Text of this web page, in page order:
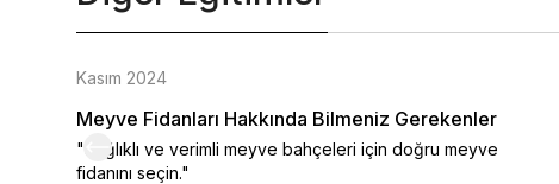
Kasım 2024
Meyve Fidanları Hakkında Bilmeniz Gerekenler
"Sağlıklı ve verimli meyve bahçeleri için doğru meyve
fidanını seçin."